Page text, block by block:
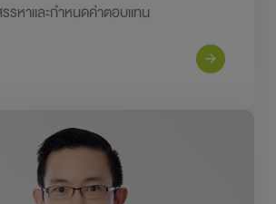
รหาและกำหนดค่าตอบแทน